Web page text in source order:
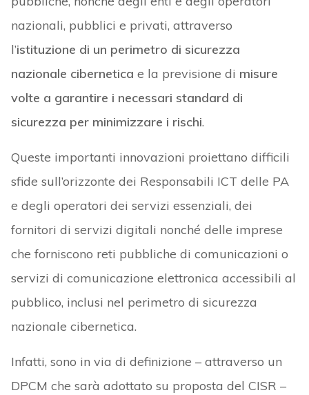
nazionali, pubblici e privati, attraverso
l’istituzione di un perimetro di sicurezza
nazionale cibernetica e la previsione di misure
volte a garantire i necessari standard di
sicurezza per minimizzare i rischi.
Queste importanti innovazioni proiettano difficili
sfide sull’orizzonte dei Responsabili ICT delle PA
e degli operatori dei servizi essenziali, dei
fornitori di servizi digitali nonché delle imprese
che forniscono reti pubbliche di comunicazioni o
servizi di comunicazione elettronica accessibili al
pubblico, inclusi nel perimetro di sicurezza
nazionale cibernetica.
Infatti, sono in via di definizione – attraverso un
DPCM che sarà adottato su proposta del CISR –